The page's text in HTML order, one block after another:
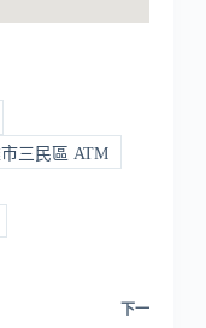
三民區 ATM
下一